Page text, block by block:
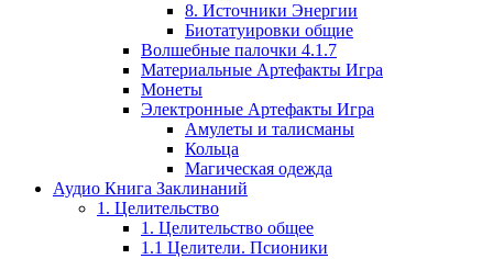
8. Источники Энергии
Биотатуировки общие
Волшебные палочки 4.1.7
Материальные Артефакты Игра
Монеты
Электронные Артефакты Игра
Амулеты и талисманы
Кольца
Магическая одежда
Аудио Книга Заклинаний
1. Целительство
1. Целительство общее
1.1 Целители. Псионики